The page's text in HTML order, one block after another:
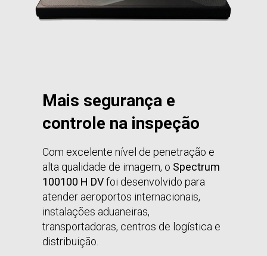
Mais segurança e
controle na inspeção
Com excelente nível de penetração e
alta qualidade de imagem, o Spectrum
100100 H DVfoi desenvolvido para
atender aeroportos internacionais,
instalações aduaneiras,
transportadoras, centros de logística e
distribuição.